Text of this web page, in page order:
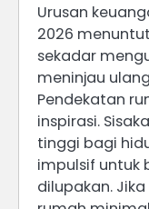
Urusan
2026
sekadar
meninjau
Pendekatan
inspirasi.
tinggi bagi
impulsif untuk
dilupakan.